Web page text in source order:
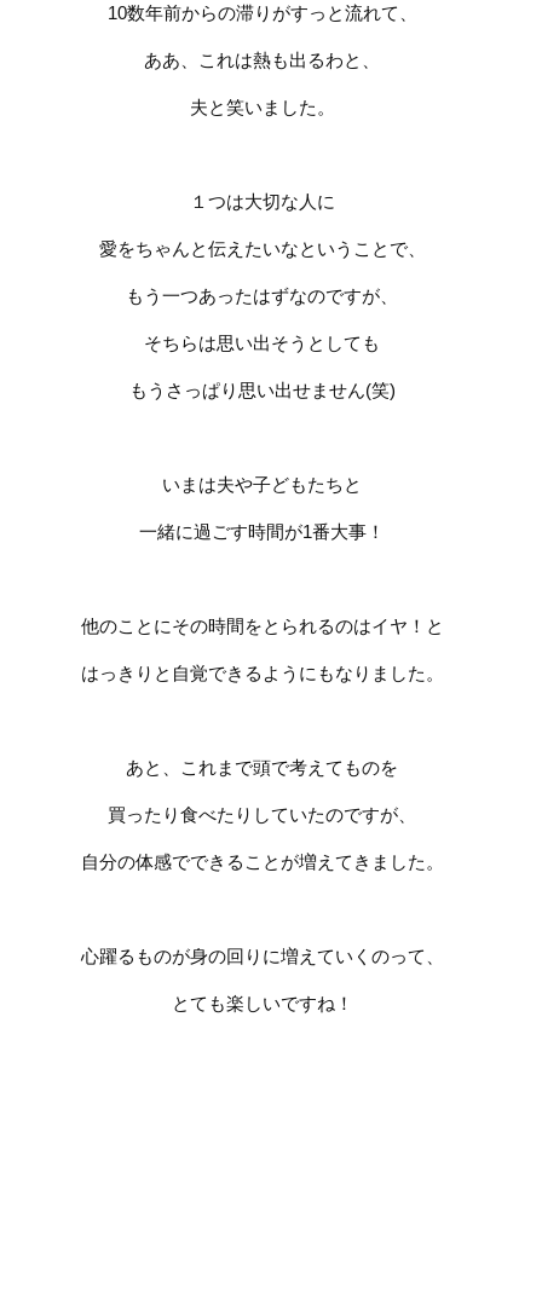
10数年前からの滞りがすっと流れて、
ああ、これは熱も出るわと、
夫と笑いました。
１つは大切な人に
愛をちゃんと伝えたいなということで、
もう一つあったはずなのですが、
そちらは思い出そうとしても
もうさっぱり思い出せません(笑)
いまは夫や子どもたちと
一緒に過ごす時間が1番大事！
他のことにその時間をとられるのはイヤ！と
はっきりと自覚できるようにもなりました。
あと、これまで頭で考えてものを
買ったり食べたりしていたのですが、
自分の体感でできることが増えてきました。
心躍るものが身の回りに増えていくのって、
とても楽しいですね！